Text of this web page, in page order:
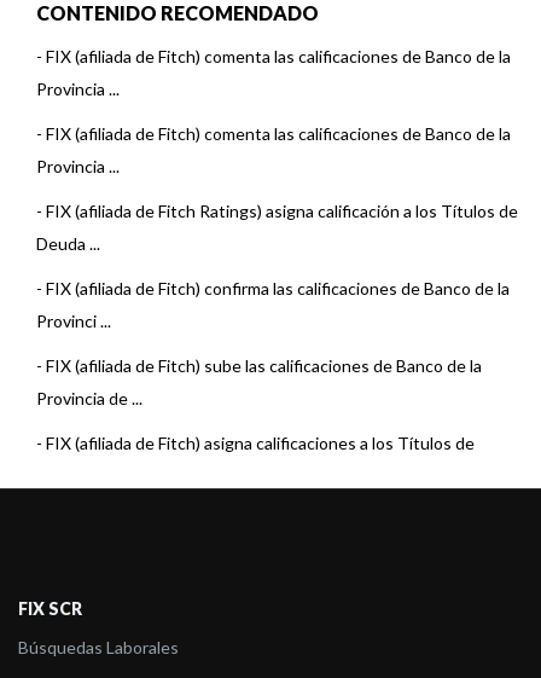
CONTENIDO RECOMENDADO
- FIX (afiliada de Fitch) comenta las calificaciones de Banco de la
Provincia ...
- FIX (afiliada de Fitch) comenta las calificaciones de Banco de la
Provincia ...
- FIX (afiliada de Fitch Ratings) asigna calificación a los Títulos de
Deuda ...
- FIX (afiliada de Fitch) confirma las calificaciones de Banco de la
Provinci ...
- FIX (afiliada de Fitch) sube las calificaciones de Banco de la
Provincia de ...
- FIX (afiliada de Fitch) asigna calificaciones a los Títulos de
- FIX revisó a Estable la perspectiva de varias Entidades
FIX SCR
Búsquedas Laborales